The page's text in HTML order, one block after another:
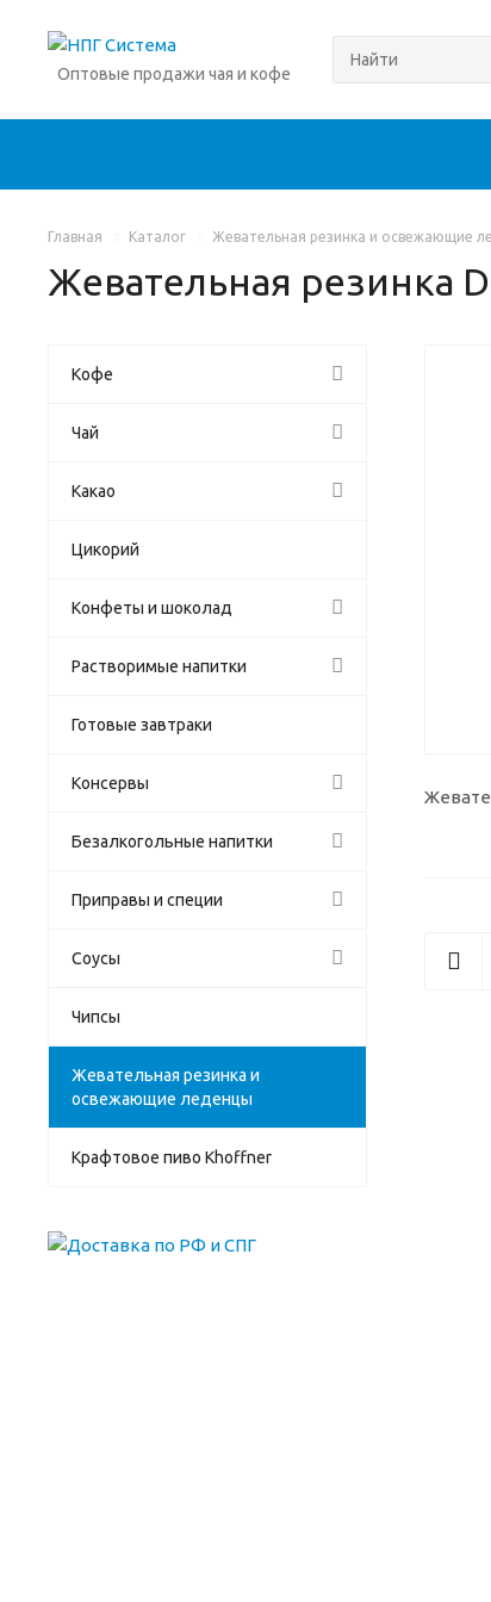
Оптовые продажи чая и кофе
Главная Каталог Жевательная резинка и освежающие
Жевательная резинка
Кофе
Чай
Какао
Цикорий
Конфеты и шоколад
Растворимые напитки
Готовые завтраки
Консервы
Безалкогольные напитки
Приправы и специи
Соусы
Чипсы
Жевательная резинка и
освежающие леденцы
Крафтовое пиво Khoffner